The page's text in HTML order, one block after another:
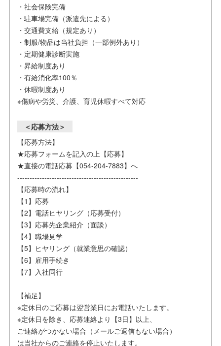
・社会保険完備
・駐車場完備（派遣先による）
・交通費支給（規定あり）
・制服/物品は当社負担（一部例外あり）
・定期健康診断実施
・昇給制度あり
・有給消化率100％
・休暇制度あり
※傷病や労災、介護、育児休暇すべて対応
＜応募方法＞
【応募方法】
★応募フォームを記入の上【応募】
★直接の電話応募【054-204-7883】へ
-------------------------------------------------
【応募時の流れ】
【1】応募
【2】電話ヒヤリング（応募受付）
【3】応募先企業紹介（面談）
【4】職場見学
【5】ヒヤリング（就業意思の確認）
【6】雇用手続き
【7】入社同行
【補足】
※定休日のご応募は翌営業日にお電話いたします。
※定休日を除き、応募連絡より【3日】以上、
ご連絡がつかない場合（メールご返信もない場合）
は当社からのご連絡を停止いたします。